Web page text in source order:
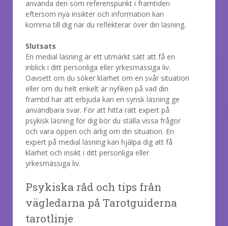
använda den som referenspunkt i framtiden
eftersom nya insikter och information kan
komma till dig när du reflekterar över din läsning.
Slutsats
En medial läsning är ett utmärkt sätt att få en
inblick i ditt personliga eller yrkesmässiga liv.
Oavsett om du söker klarhet om en svår situation
eller om du helt enkelt är nyfiken på vad din
framtid har att erbjuda kan en synsk läsning ge
användbara svar. För att hitta rätt expert på
psykisk läsning för dig bör du ställa vissa frågor
och vara öppen och ärlig om din situation. En
expert på medial läsning kan hjälpa dig att få
klarhet och insikt i ditt personliga eller
yrkesmässiga liv.
Psykiska råd och tips från
vägledarna på Tarotguiderna
tarotlinje